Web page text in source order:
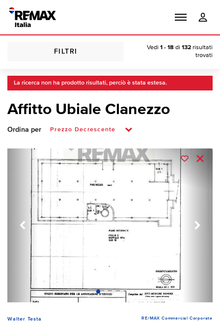
FILTRI
Vedi 1 - 18 di 132 risultati
trovati
La ricerca non ha prodotto risultati, perciò è stata estesa.
Affitto Ubiale Clanezzo
Ordina per
Walter Testa RE/MAX Commercial Corporate